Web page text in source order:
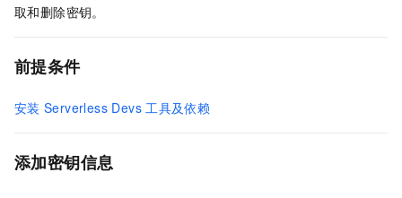
取和删除密钥。
前提条件
安装 Serverless Devs 工具及依赖
添加密钥信息